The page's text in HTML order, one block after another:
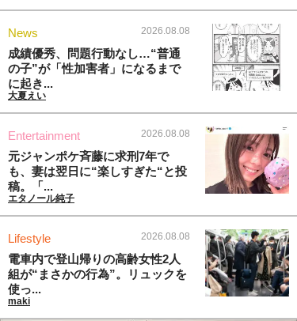
News 2026.08.08
成績優秀、問題行動なし…“普通
の子”が「性加害者」になるまで
に起き...
大夏えい
Entertainment 2026.08.08
元ジャンポケ斉藤に求刑7年で
も、妻は翌日に“楽しすぎた“と投
稿。「...
エタノール純子
Lifestyle 2026.08.08
電車内で登山帰りの高齢女性2人
組が“まさかの行為”。リュックを
使っ...
maki